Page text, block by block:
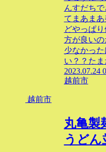
んすだち
てまあま
どやっぱ
方が良い
少なかっ
い？？た
2023.07.24 0
越前市
越前市
丸亀
うどん